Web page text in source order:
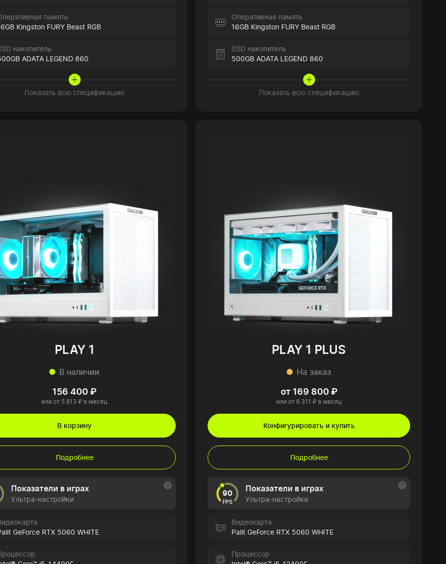
память
Kingston FURY Beast RGB
накопитель
ADATA LEGEND 860
Показать всю спецификацию
Оперативная память
16GB Kingston FURY Beast RGB
SSD накопитель
500GB ADATA LEGEND 860
Показать всю спецификацию
PLAY 1
В наличии
156 400 ₽
или от 5 813 ₽ в месяц
В корзину
Подробнее
Показатели в играх
Ультра-настройки
GeForce RTX 5060 WHITE
PLAY 1 PLUS
На заказ
от 169 800 ₽
или от 6 311 ₽ в месяц
Конфигурировать и купить
Подробнее
90
FPS
Показатели в играх
Ультра-настройки
Видеокарта
Palit GeForce RTX 5060 WHITE
Процессор